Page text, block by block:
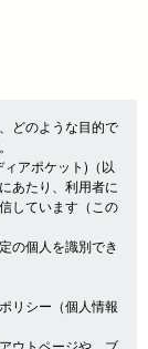
どのような目的で
アポケット)（以
あたり、利用者に
しています（この
の個人を識別でき
リシー（個人情報
ウトページや、ブ